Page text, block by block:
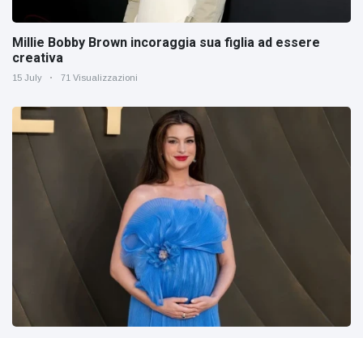
Millie Bobby Brown incoraggia sua figlia ad essere
creativa
15 July 71 Visualizzazioni